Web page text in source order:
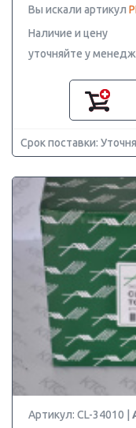
Вы искали артикул
Наличие и цену
уточняйте у
Срок поставки:
Артикул: CL-34010 |